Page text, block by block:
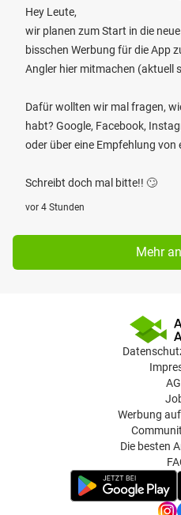
Hey Leute,
wir planen zum Start in die
bisschen Werbung für die App
Angler hier mitmachen (aktuell
Dafür wollten wir mal fragen,
habt? Google, Facebook,
oder über eine Empfehlung von
Schreibt doch mal bitte!! 🙄
vor 4 Stunden
Mehr
Werbung
Die besten